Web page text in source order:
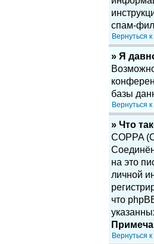
спам-
Вернуться
» Я
базы
Вернуться
» Что
COPPA
на это
личной
что
Вернуться